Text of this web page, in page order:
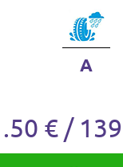
A
€ /